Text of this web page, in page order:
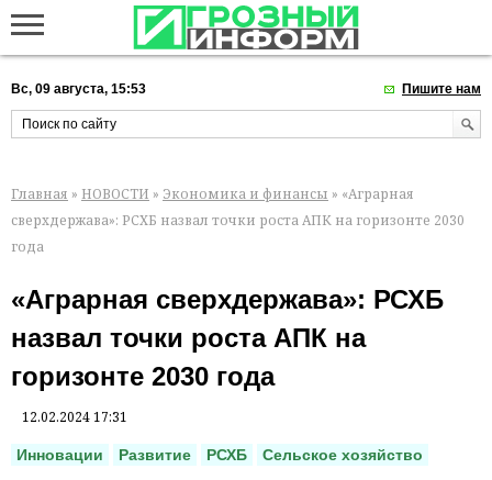
Вс, 09 августа, 15:53 Пишите нам
Главная » НОВОСТИ » Экономика и финансы » «Аграрная
сверхдержава»: РСХБ назвал точки роста АПК на горизонте 2030
года
«Аграрная сверхдержава»: РСХБ
назвал точки роста АПК на
горизонте 2030 года
12.02.2024 17:31
Инновации Развитие РСХБ Сельское хозяйство